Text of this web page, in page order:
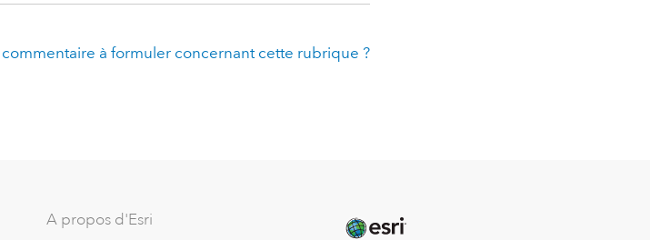
commentaire à formuler concernant cette rubrique ?
A propos d'Esri